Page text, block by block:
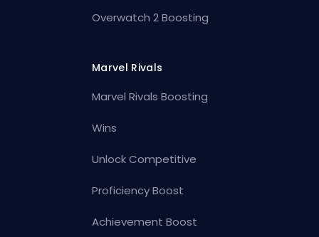
Overwatch 2 Boosting
Marvel Rivals
Marvel Rivals Boosting
Wins
Unlock Competitive
Proficiency Boost
Achievement Boost